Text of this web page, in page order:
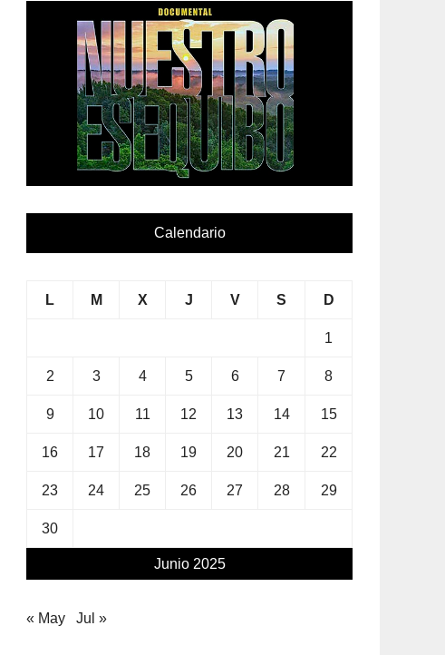
Calendario
Junio 2025
L M X J V S D
1
2 3 4 5 6 7 8
9 10 11 12 13 14 15
16 17 18 19 20 21 22
23 24 25 26 27 28 29
30
« May Jul »